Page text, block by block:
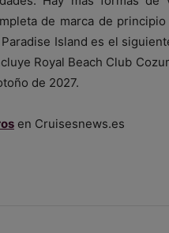
de marca de
Paradise Island es el
Royal Beach Club
de 2027.
en Cruisesnews.es